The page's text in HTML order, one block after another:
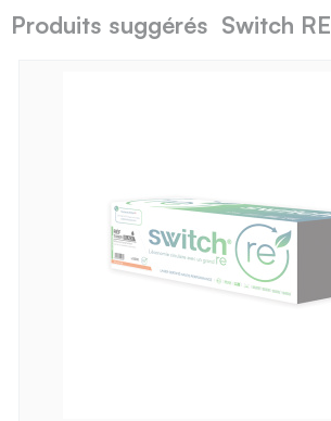
Produits suggérés Switch RE